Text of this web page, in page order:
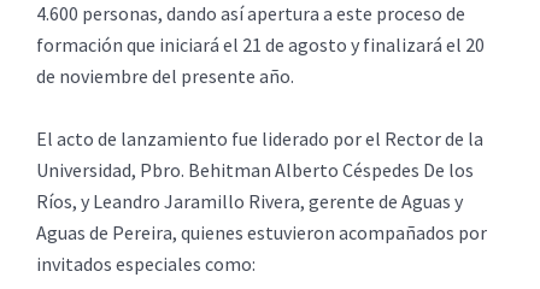
4.600 personas, dando así apertura a este proceso de
formación que iniciará el 21 de agosto y finalizará el 20
de noviembre del presente año.
El acto de lanzamiento fue liderado por el Rector de la
Universidad, Pbro. Behitman Alberto Céspedes De los
Ríos, y Leandro Jaramillo Rivera, gerente de Aguas y
Aguas de Pereira, quienes estuvieron acompañados por
invitados especiales como: